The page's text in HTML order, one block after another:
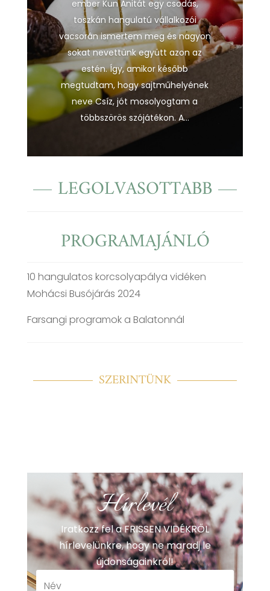
ember Kun Anitát egy csodás,
toszkán hangulatú vállalkozói
vacsorán ismertem meg és nagyon
sokat nevettünk együtt azon az
estén. Így, amikor később
megtudtam, hogy sajtműhelyének
neve Csíz, jót mosolyogtam a
többszörös szójátékon. A...
LEGOLVASOTTABB
PROGRAMAJÁNLÓ
10 hangulatos korcsolyapálya vidéken
Mohácsi Busójárás 2024
Farsangi programok a Balatonnál
SZERINTÜNK
Hírlevél
Iratkozz fel a FRISSEN VIDÉKRŐL
hírlevelünkre, hogy ne maradj le
újdonságainkról!